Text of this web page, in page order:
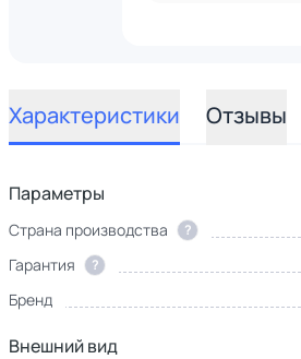
Характеристики Отзывы
Параметры
Страна производства ?
Гарантия
?
Бренд
Внешний вид